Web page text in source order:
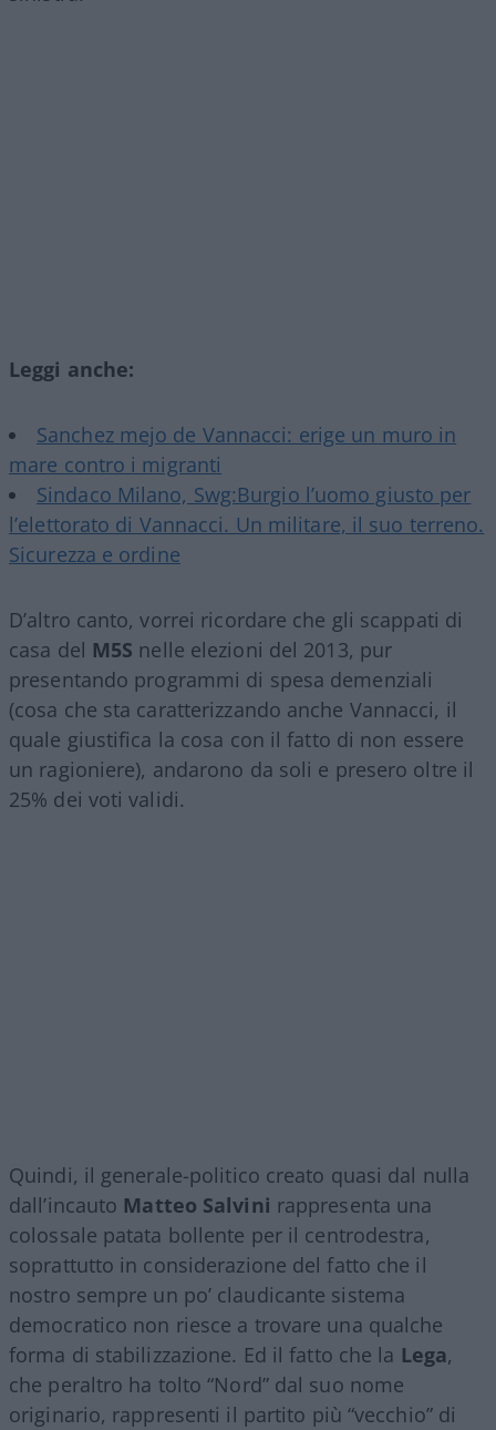
Leggi anche:
Sanchez mejo de Vannacci: erige un muro in
mare contro i migranti
Sindaco Milano, Swg:Burgio l’uomo giusto per
l’elettorato di Vannacci. Un militare, il suo terreno.
Sicurezza e ordine
D’altro canto, vorrei ricordare che gli scappati di
casa del M5S nelle elezioni del 2013, pur
presentando programmi di spesa demenziali
(cosa che sta caratterizzando anche Vannacci, il
quale giustifica la cosa con il fatto di non essere
un ragioniere), andarono da soli e presero oltre il
25% dei voti validi.
Quindi, il generale-politico creato quasi dal nulla
dall’incauto Matteo Salvini rappresenta una
colossale patata bollente per il centrodestra,
soprattutto in considerazione del fatto che il
nostro sempre un po’ claudicante sistema
democratico non riesce a trovare una qualche
forma di stabilizzazione. Ed il fatto che la Lega,
che peraltro ha tolto “Nord” dal suo nome
originario, rappresenti il partito più “vecchio” di